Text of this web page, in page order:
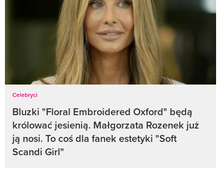
Celebryci
Bluzki "Floral Embroidered Oxford" będą
królować jesienią. Małgorzata Rozenek już
ją nosi. To coś dla fanek estetyki "Soft
Scandi Girl"